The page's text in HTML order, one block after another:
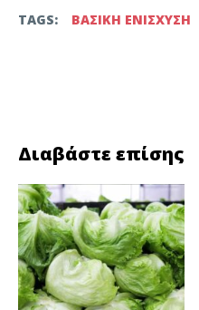
TAGS: ΒΑΣΙΚΗ ΕΝΙΣΧΥΣΗ
Διαβάστε επίσης